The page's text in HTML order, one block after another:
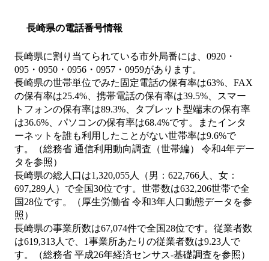
長崎県の電話番号情報
長崎県に割り当てられている市外局番には、0920・
095・0950・0956・0957・0959があります。
長崎県の世帯単位でみた固定電話の保有率は63%、FAX
の保有率は25.4%、携帯電話の保有率は39.5%、スマー
トフォンの保有率は89.3%、タブレット型端末の保有率
は36.6%、パソコンの保有率は68.4%です。またインタ
ーネットを誰も利用したことがない世帯率は9.6%で
す。（総務省 通信利用動向調査（世帯編） 令和4年デー
タを参照）
長崎県の総人口は1,320,055人（男：622,766人、女：
697,289人）で全国30位です。世帯数は632,206世帯で全
国28位です。（厚生労働省 令和3年人口動態データを参
照）
長崎県の事業所数は67,074件で全国28位です。従業者数
は619,313人で、1事業所あたりの従業者数は9.23人で
す。（総務省 平成26年経済センサス‐基礎調査を参照）